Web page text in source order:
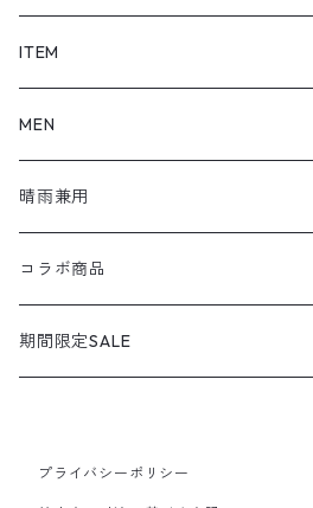
SHOEL / シュール
shoel mine / シュールマイン
shoel SPORT / シュールスポーツ
shoel men / シュールメンズ
KIZARINA / キザリナ
MICHEL KLEIN / ミッシェルクラン
ITEM
pumps / パンプス
loafers / ローファー
lace up / レースアップ
strap shoes / ストラップシューズ
sneakers / スニーカー
MEN
シューズ
晴雨兼用
コラボ商品
広島東洋カープコラボ
期間限定SALE
プライバシーポリシー